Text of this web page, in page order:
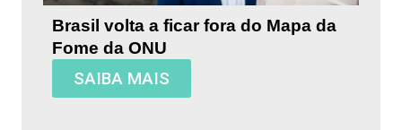
Brasil volta a ficar fora do Mapa da
Fome da ONU
SAIBA MAIS